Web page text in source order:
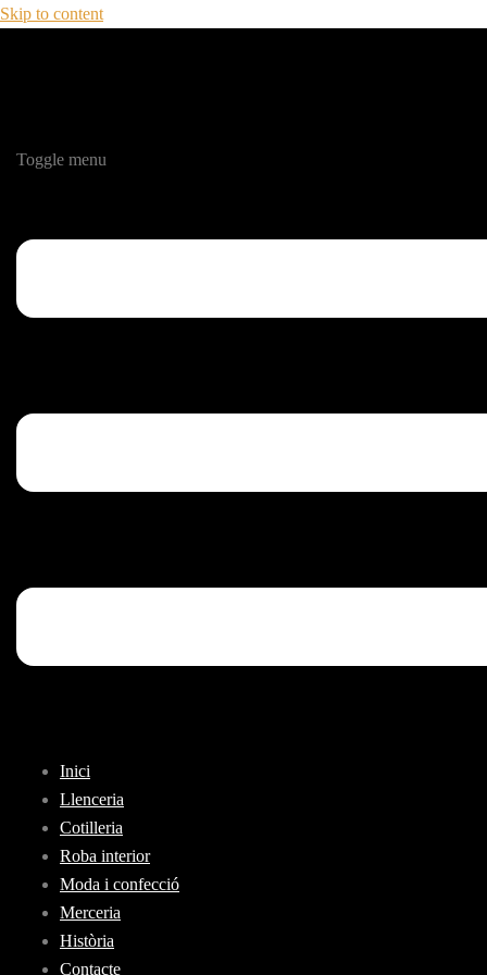
Skip to content
Toggle menu
Inici
Llenceria
Cotilleria
Roba interior
Moda i confecció
Merceria
Història
Contacte